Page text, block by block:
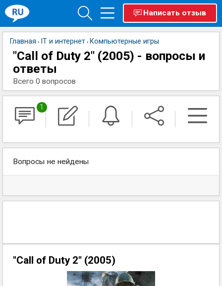
Написать отзыв
Главная › IT и интернет › Компьютерные игры
"Call of Duty 2" (2005) - вопросы и
ответы
Всего 0 вопросов
1
Вопросы не нейдены
"Call of Duty 2" (2005)